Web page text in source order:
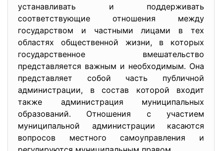
устанавливать и поддерживать
соответствующие отношения между
государством и частными лицами в тех
областях общественной жизни, в которых
государственное вмешательство
представляется важным и необходимым. Она
представляет собой часть публичной
администрации, в состав которой входит
также администрация муниципальных
образований. Отношения с участием
муниципальной администрации касаются
вопросов местного самоуправления и